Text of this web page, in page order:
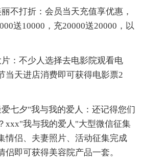
打折：会员当天充值享优惠，
送10000，充20000送20000，以
不少人选择去电影院观看电
当天进店消费即可获得电影票2
夕"我与我的爱人：还记得您们
xxx"我与我的爱人"大型微信征集
情侣、夫妻照片、活动征集完成
侣即可获得美容院产品一套。